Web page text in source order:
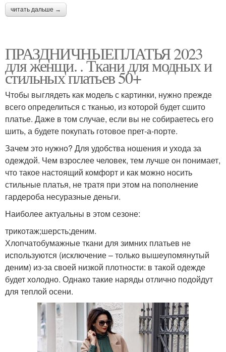
читать дальше →
ПРАЗДНИЧНЫЕПЛАТЬЯ 2023
для женщи. . Ткани для модных и
стильных платьев 50+
Чтобы выглядеть как модель с картинки, нужно прежде
всего определиться с тканью, из которой будет сшито
платье. Даже в том случае, если вы не собираетесь его
шить, а будете покупать готовое прет-а-порте.
Зачем это нужно? Для удобства ношения и ухода за
одеждой. Чем взрослее человек, тем лучше он понимает,
что такое настоящий комфорт и как можно носить
стильные платья, не тратя при этом на пополнение
гардероба несуразные деньги.
Наиболее актуальны в этом сезоне:
трикотаж;шерсть;деним.
Хлопчатобумажные ткани для зимних платьев не
используются (исключение – только вышеупомянутый
деним) из-за своей низкой плотности: в такой одежде
будет холодно. Однако такие наряды отлично подойдут
для теплой осени.